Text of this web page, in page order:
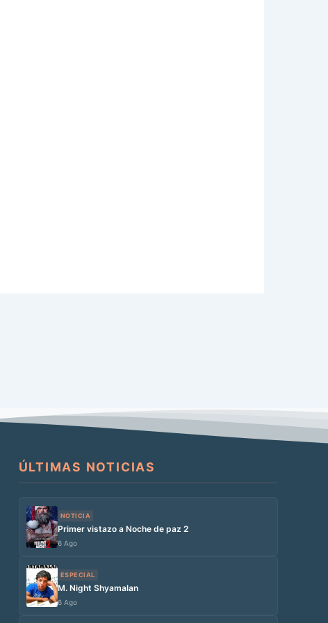
ÚLTIMAS NOTICIAS
NOTICIA
Primer vistazo a Noche de paz 2
6 Ago
ESPECIAL
M. Night Shyamalan
6 Ago